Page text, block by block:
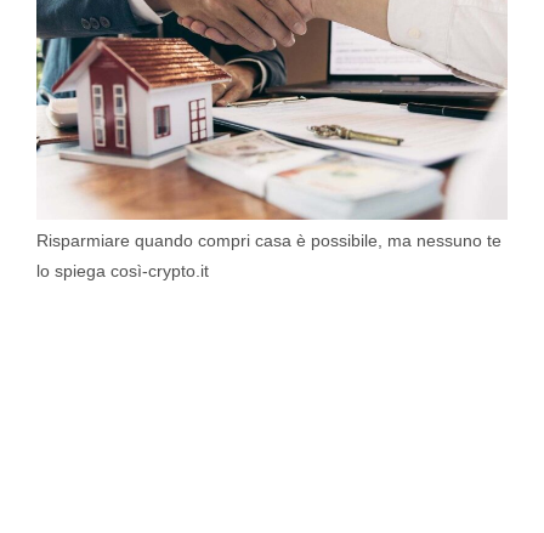
Risparmiare quando compri casa è possibile, ma nessuno te
lo spiega così-crypto.it